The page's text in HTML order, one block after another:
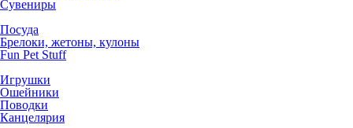
Сувениры
Посуда
Брелоки, жетоны, кулоны
Fun Pet Stuff
Игрушки
Ошейники
Поводки
Канцелярия